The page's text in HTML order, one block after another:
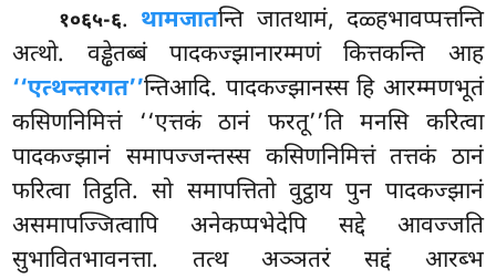
१०६५-६. थामजातन्ति जातथामं, दळ्हभावप्पत्तन्ति
अत्थो. वड्ढेतब्बं पादकज्झानारम्मणं कित्तकन्ति आह
‘‘एत्थन्तरगत’’न्तिआदि. पादकज्झानस्स हि आरम्मणभूतं
कसिणनिमित्तं ‘‘एत्तकं ठानं फरतू’’ति मनसि करित्वा
पादकज्झानं समापज्जन्तस्स कसिणनिमित्तं तत्तकं ठानं
फरित्वा तिट्ठति. सो समापत्तितो वुट्ठाय पुन पादकज्झानं
असमापज्जित्वापि अनेकप्पभेदेपि सद्दे आवज्जति
सुभावितभावनत्ता. तत्थ अञ्ञतरं सद्दं आरब्भ